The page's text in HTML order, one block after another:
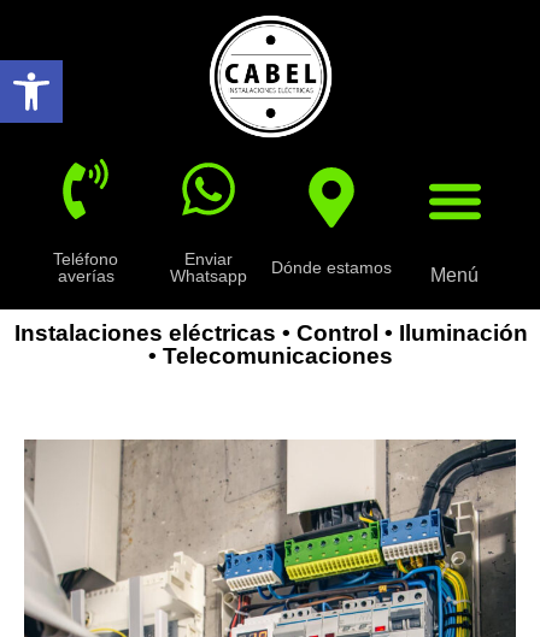
Abrir barra de herramientas
Teléfono
averías
Enviar
Whatsapp
Dónde estamos Menú
Instalaciones eléctricas • Control • Iluminación
• Telecomunicaciones